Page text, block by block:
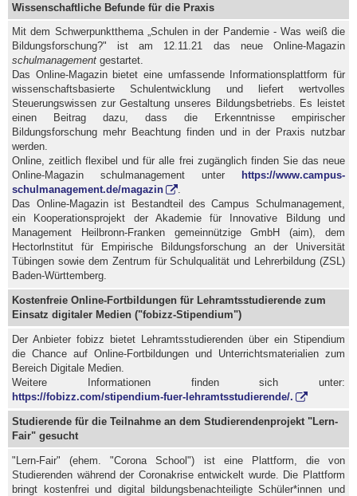
Wissenschaftliche Befunde für die Praxis
Mit dem Schwerpunktthema „Schulen in der Pandemie - Was weiß die
Bildungsforschung?" ist am 12.11.21 das neue Online-Magazin
schulmanagement gestartet.
Das Online-Magazin bietet eine umfassende Informationsplattform für
wissenschaftsbasierte Schulentwicklung und liefert wertvolles
Steuerungswissen zur Gestaltung unseres Bildungsbetriebs. Es leistet
einen Beitrag dazu, dass die Erkenntnisse empirischer
Bildungsforschung mehr Beachtung finden und in der Praxis nutzbar
werden.
Online, zeitlich flexibel und für alle frei zugänglich finden Sie das neue
Online-Magazin schulmanagement unter
https://www.campus-
schulmanagement.de/magazin
.
Das Online-Magazin ist Bestandteil des Campus Schulmanagement,
ein Kooperationsprojekt der Akademie für Innovative Bildung und
Management Heilbronn-Franken gemeinnützige GmbH (aim), dem
Hector­lnstitut für Empirische Bildungsforschung an der Universität
Tübingen sowie dem Zentrum für Schulqualität und Lehrerbildung (ZSL)
Baden-Württemberg.
Kostenfreie Online-Fortbildungen für Lehramtsstudierende zum
Einsatz digitaler Medien ("fobizz-Stipendium")
Der Anbieter fobizz bietet Lehramtsstudierenden über ein Stipendium
die Chance auf Online-Fortbildungen und Unterrichtsmaterialien zum
Bereich Digitale Medien.
Weitere Informationen finden sich unter:
https://fobizz.com/stipendium-fuer-lehramtsstudierende/.
Studierende für die Teilnahme an dem Studierendenprojekt "Lern-
Fair" gesucht
"Lern-Fair" (ehem. "Corona School") ist eine Plattform, die von
Studierenden während der Coronakrise entwickelt wurde. Die Plattform
bringt kostenfrei und digital bildungsbenachteiligte Schüler*innen und